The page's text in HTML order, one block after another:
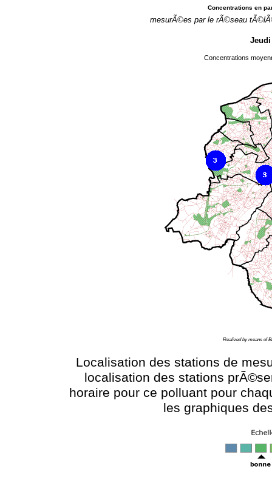
Concentrations en
mesurÃ©es par le rÃ©seau
Jeudi
Concentrations
Realized by means of
Localisation des stations de
localisation des stations
horaire pour ce polluant pour
les graphiques